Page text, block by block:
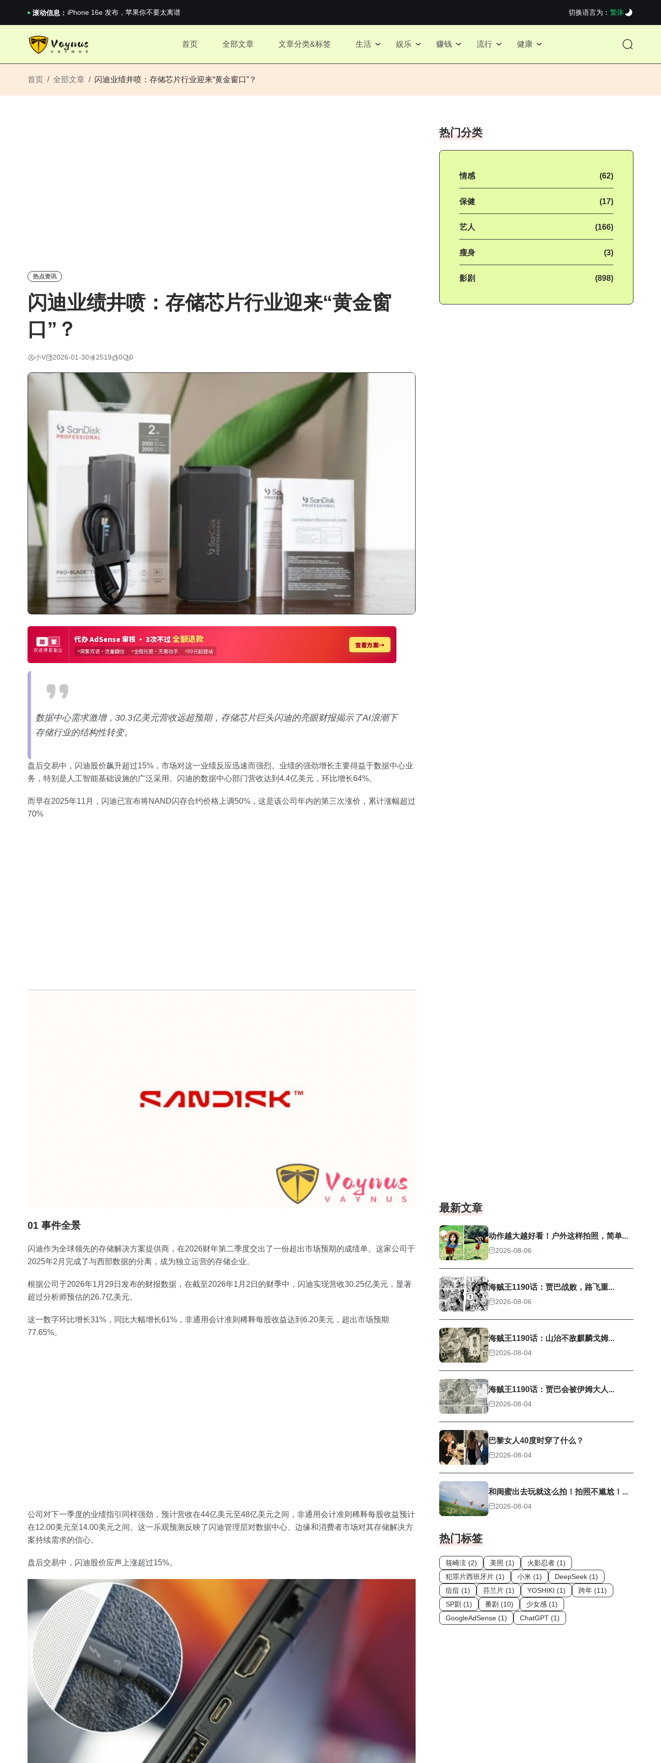
滚动信息： iPhone 16e 发布，苹果你不要太离谱
2026澳网男单收官：全满贯对上全满亚，德约...
iPhone 16e 发布，苹果你不要太离谱
切换语言为： 繁体
首页 全部文章 文章分类&标签 生活 娱乐 赚钱 流行 健康
首页 全部文章 闪迪业绩井喷：存储芯片行业迎来“黄金窗口”？
热点资讯
闪迪业绩井喷：存储芯片行业迎来“黄金窗
口”？
小V 2026-01-30 2519 0 0
数据中心需求激增，30.3亿美元营收远超预期，存储芯片巨头闪迪的亮眼财报揭示了AI浪潮下
存储行业的结构性转变。
盘后交易中，闪迪股价飙升超过15%，市场对这一业绩反应迅速而强烈。业绩的强劲增长主要得益于数据中心业
务，特别是人工智能基础设施的广泛采用。闪迪的数据中心部门营收达到4.4亿美元，环比增长64%。
而早在2025年11月，闪迪已宣布将NAND闪存合约价格上调50%，这是该公司年内的第三次涨价，累计涨幅超过
70%
01 事件全景
闪迪作为全球领先的存储解决方案提供商，在2026财年第二季度交出了一份超出市场预期的成绩单。这家公司于
2025年2月完成了与西部数据的分离，成为独立运营的存储企业。
根据公司于2026年1月29日发布的财报数据，在截至2026年1月2日的财季中，闪迪实现营收30.25亿美元，显著
超过分析师预估的26.7亿美元。
这一数字环比增长31%，同比大幅增长61%，非通用会计准则稀释每股收益达到6.20美元，超出市场预期
77.65%。
公司对下一季度的业绩指引同样强劲，预计营收在44亿美元至48亿美元之间，非通用会计准则稀释每股收益预计
在12.00美元至14.00美元之间。这一乐观预测反映了闪迪管理层对数据中心、边缘和消费者市场对其存储解决方
案持续需求的信心。
盘后交易中，闪迪股价应声上涨超过15%。
热门分类
情感 (62)
保健 (17)
艺人 (166)
瘦身 (3)
影剧 (898)
最新文章
动作越大越好看！户外这样拍照，简单...
2026-08-06
海贼王1190话：贾巴战败，路飞重...
2026-08-06
海贼王1190话：山治不敌麒麟戈姆...
2026-08-04
海贼王1190话：贾巴会被伊姆大人...
2026-08-04
巴黎女人40度时穿了什么？
2026-08-04
和闺蜜出去玩就这么拍！拍照不尴尬！...
2026-08-04
热门标签
筱崎泫 (2) 美照 (1)
火影忍者 (1)
犯罪片西班牙片 (1)
小米 (1)
DeepSeek (1)
痘痘 (1)
芬兰片 (1) YOSHIKI (1)
跨年 (11)
SP剧 (1)
番剧 (10)
少女感 (1)
GoogleAdSense (1)
ChatGPT (1)